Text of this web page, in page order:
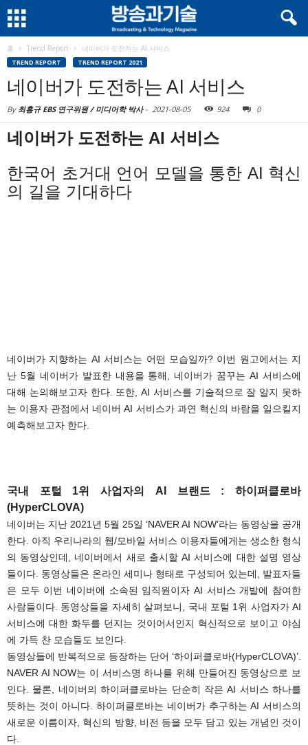
홈 Trend Report 네이버가 도전하는 AI 서비스
TREND REPORT TREND REPORT 2021
네이버가 도전하는 AI 서비스
By 최홍규 EBS 연구위원 / 미디어학 박사- 2021-08-05 924 0
네이버가 도전하는 AI 서비스
한국어 초거대 언어 모델을 통한 AI 혁신
의 길을 기대하다
네이버가 지향하는 AI 서비스는 어떤 모습일까? 이번 원고에서는 지
난 5월 네이버가 발표한 내용을 통해, 네이버가 꿈꾸는 AI 서비스에
대해 논의해보고자 한다. 또한, AI 서비스를 기술적으로 잘 알지 못하
는 이용자 관점에서 네이버 AI 서비스가 과연 혁신의 바람을 일으킬지
예측해보고자 한다.
국내 포털 1위 사업자의 AI 브랜드 : 하이퍼클로바
(HyperCLOVA)
네이버는 지난 2021년 5월 25일 ‘NAVER AI NOW’라는 동영상을 공개
한다. 아직 우리나라의 웹/모바일 서비스 이용자들에게는 생소한 형식
의 동영상인데, 네이버에서 새로 출시할 AI 서비스에 대한 설명 영상
들이다. 동영상들은 온라인 세미나 형태로 구성되어 있는데, 발표자들
은 모두 이번 네이버에 소속된 임직원이자 AI 서비스 개발에 참여한
사람들이다. 동영상들을 자세히 살펴보니, 국내 포털 1위 사업자가 AI
서비스에 대한 화두를 던지는 것이어서인지 혁신적으로 보이고 야심
에 가득 찬 모습들도 보인다.
동영상들에 반복적으로 등장하는 단어 ‘하이퍼클로바(HyperCLOVA)’.
NAVER AI NOW는 이 서비스명 하나를 위해 만들어진 동영상으로 보
인다. 물론, 네이버의 하이퍼클로바는 단순히 작은 AI 서비스 하나를
뜻하는 것이 아니다. 하이퍼클로바는 네이버가 추구하는 AI 서비스의
새로운 이름이자, 혁신의 방향, 비전 등을 모두 담고 있는 개념인 것이
다.